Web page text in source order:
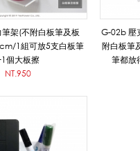
架(不附白板筆及板
1組可放5支白板筆
個大板擦
NT.950
G-02b 壓
附白板筆
筆都放